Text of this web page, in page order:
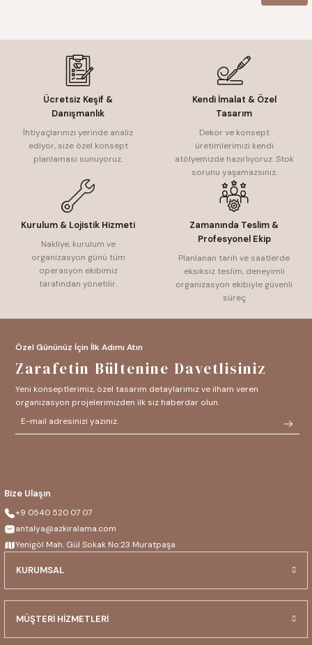
Ücretsiz Keşif &
Danışmanlık
İhtiyaçlarınızı yerinde analiz
ediyor, size özel konsept
planlaması sunuyoruz.
Kendi İmalat & Özel
Tasarım
Dekor ve konsept
üretimlerimizi kendi
atölyemizde hazırlıyoruz. Stok
sorunu yaşamazsınız.
Kurulum & Lojistik Hizmeti
Nakliye, kurulum ve
organizasyon günü tüm
operasyon ekibimiz
tarafından yönetilir.
Zamanında Teslim &
Profesyonel Ekip
Planlanan tarih ve saatlerde
eksiksiz teslim, deneyimli
organizasyon ekibiyle güvenli
süreç
Bize Ulaşın
+9 0540 520 07 07
antalya@azkiralama.com
Yenigöl Mah. Gül Sokak No:23 Muratpaşa
KURUMSAL
MÜŞTERİ HİZMETLERİ
Özel Gününüz İçin İlk Adımı Atın
Zarafetin Bültenine Davetlisiniz
Yeni konseptlerimiz, özel tasarım detaylarımız ve ilham veren
organizasyon projelerimizden ilk siz haberdar olun.